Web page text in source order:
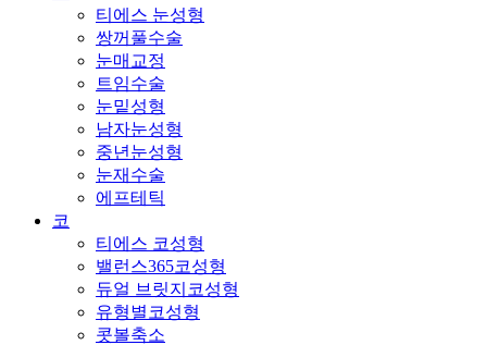
티에스 눈성형
쌍꺼풀수술
눈매교정
트임수술
눈밑성형
남자눈성형
중년눈성형
눈재수술
에프테틱
코
티에스 코성형
밸런스365코성형
듀얼 브릿지코성형
유형별코성형
콧볼축소